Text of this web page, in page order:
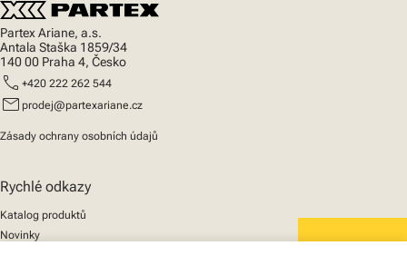
Partex Ariane, a.s.
Antala Staška 1859/34
140 00 Praha 4, Česko
call +420 222 262 544
mail prodej@partexariane.cz
Zásady ochrany osobních údajů
Rychlé odkazy
Katalog produktů
Novinky